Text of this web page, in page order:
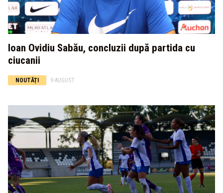
Ioan Ovidiu Sabău, concluzii după partida cu
ciucanii
NOUTĂȚI 9 AUGUST